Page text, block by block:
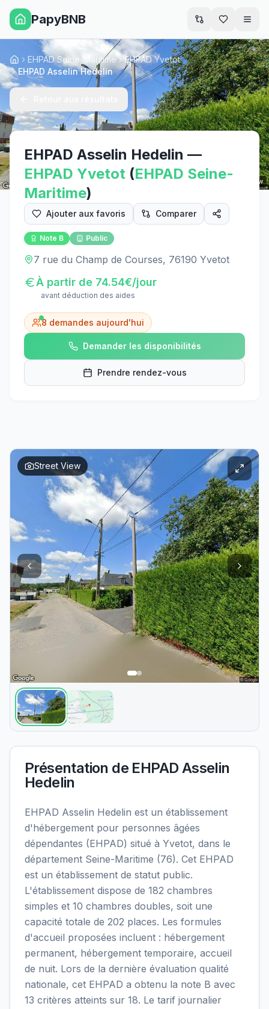
PapyBNB
Street View
AccueilEHPAD Seine-Maritime
EHPAD Yvetot
EHPAD Asselin Hedelin
EHPAD Asselin Hedelin —
EHPAD Yvetot (EHPAD Seine-
Maritime)
Ajouter aux favoris Comparer
Note B Public
7 rue du Champ de Courses, 76190 Yvetot
À partir de 74.54€/jour
avant déduction des aides
8 demandes aujourd'hui
Demander les disponibilités
Prendre rendez-vous
Street View
Présentation de EHPAD Asselin
Hedelin
EHPAD Asselin Hedelin est un établissement
d'hébergement pour personnes âgées
dépendantes (EHPAD) situé à Yvetot, dans le
département Seine-Maritime (76). Cet EHPAD
est un établissement de statut public.
L'établissement dispose de 182 chambres
simples et 10 chambres doubles, soit une
capacité totale de 202 places. Les formules
d'accueil proposées incluent : hébergement
permanent, hébergement temporaire, accueil
de nuit. Lors de la dernière évaluation qualité
nationale, cet EHPAD a obtenu la note B avec
13 critères atteints sur 18. Le tarif journalier